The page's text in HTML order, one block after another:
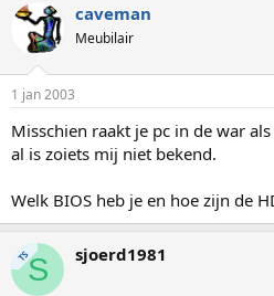
caveman
Meubilair
1 jan 2003
Misschien raakt je pc in de war
al is zoiets mij niet bekend.
Welk BIOS heb je en hoe zijn de
TSS sjoerd1981